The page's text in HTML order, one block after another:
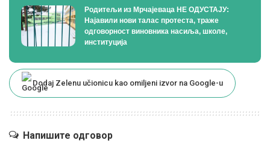
Родитељи из Мрчајеваца НЕ ОДУСТАЈУ:
Најавили нови талас протеста, траже
одговорност виновника насиља, школе,
институција
Dodaj Zelenu učionicu kao omiljeni izvor na Google-u
Напишите одговор